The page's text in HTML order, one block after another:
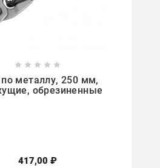
    
металлу, 250 мм,
обрезиненные
417,00 ₽